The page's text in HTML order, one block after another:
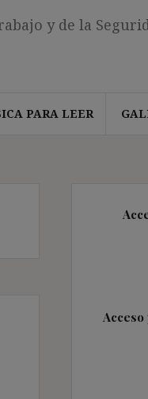
y de la
PARA LEER